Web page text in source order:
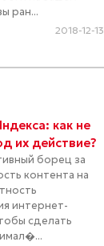
ран...
2018-12-13
как не
их действие?
борец за
контента на
интернет-
сделать